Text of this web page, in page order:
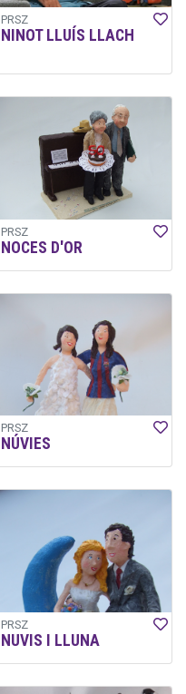
PRSZ
NINOT LLUÍS LLACH
PRSZ
NOCES D'OR
PRSZ
NÚVIES
PRSZ
NUVIS I LLUNA